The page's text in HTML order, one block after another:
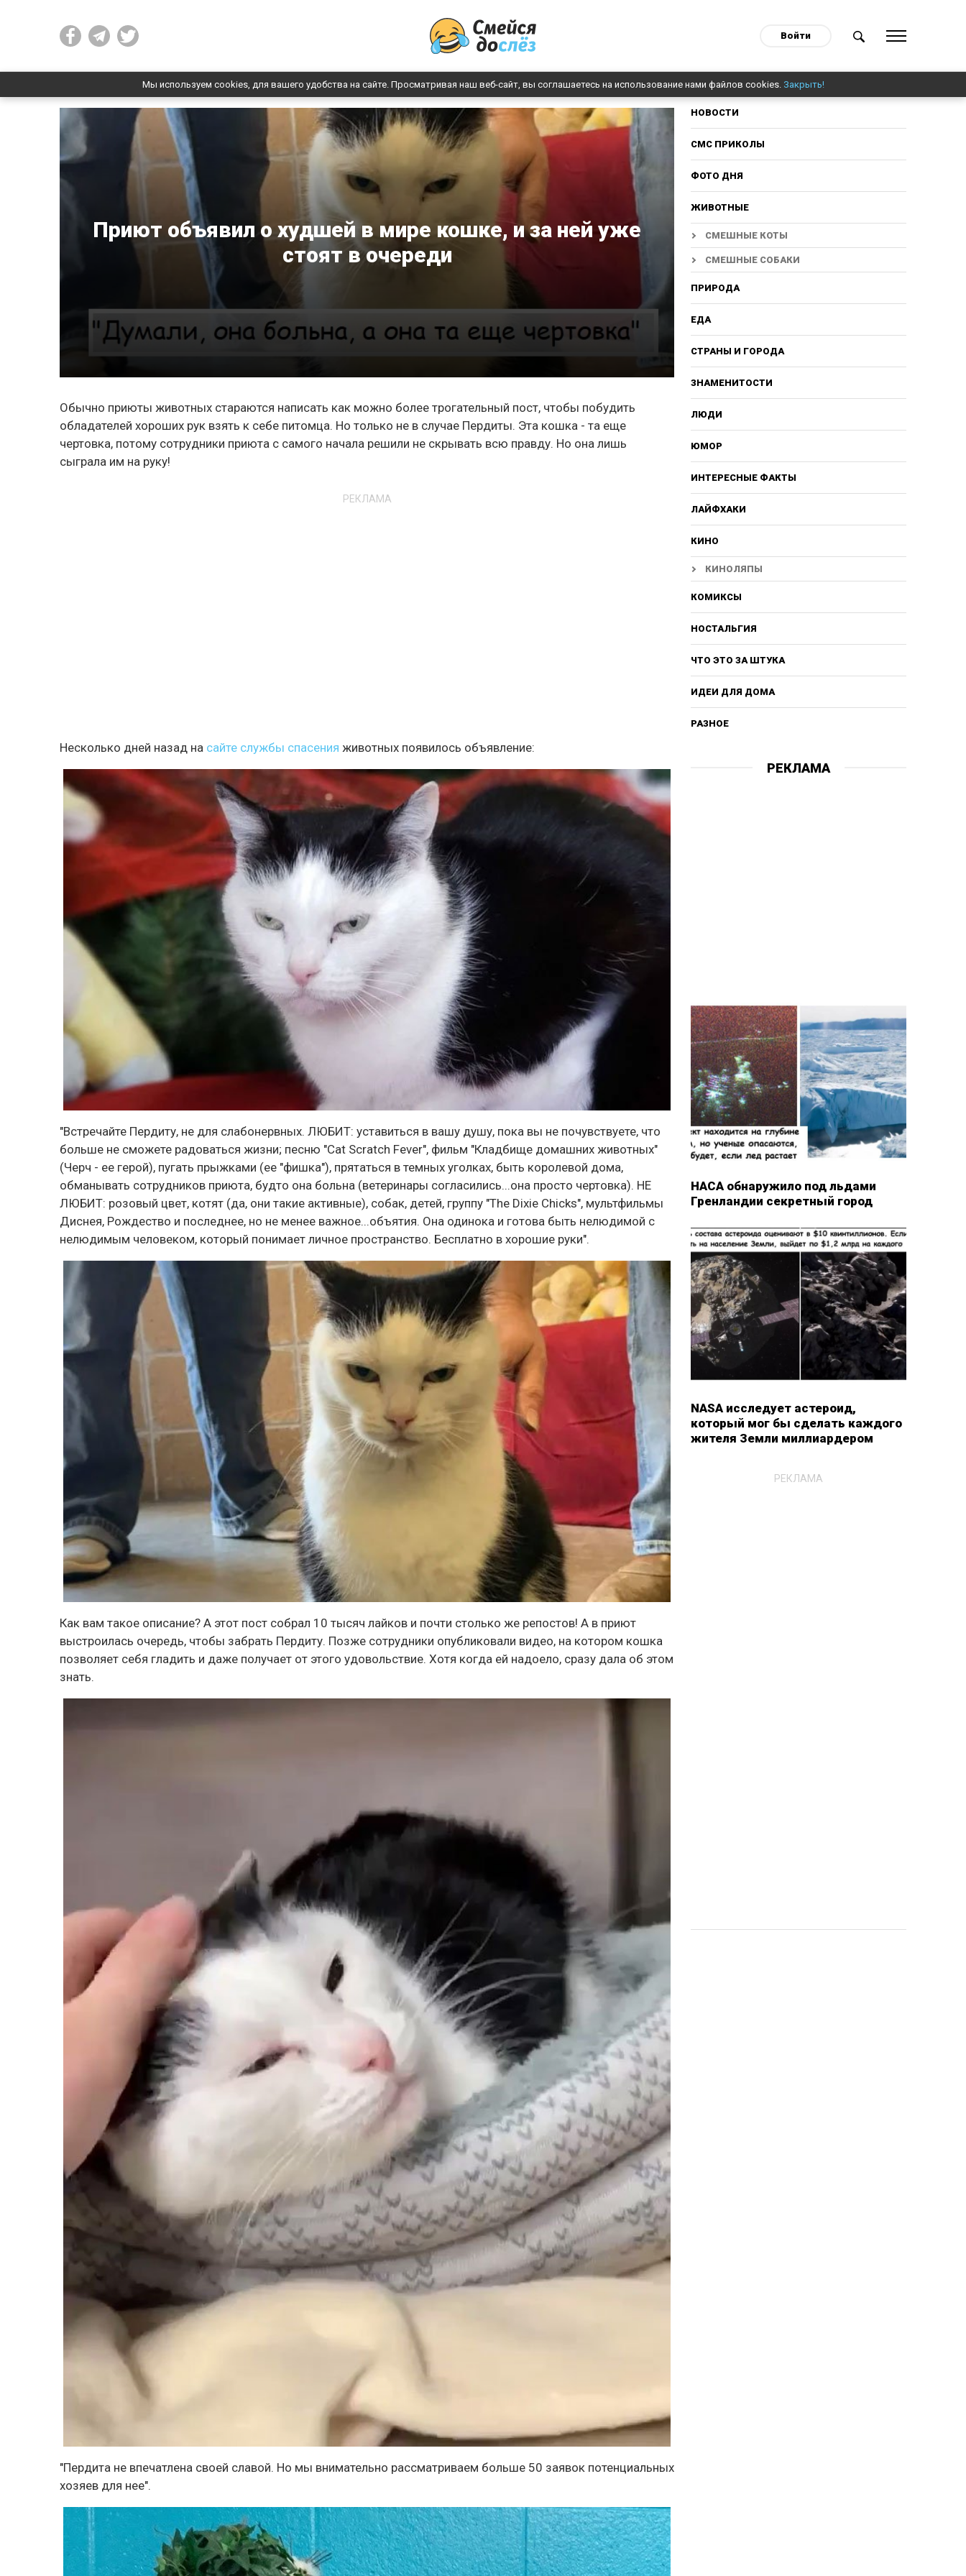
Войти
Мы используем cookies, для вашего удобства на сайте. Просматривая наш веб-сайт, вы соглашаетесь на использование нами файлов cookies. Закрыть!
Приют объявил о худшей в мире кошке, и за ней уже
стоят в очереди
Обычно приюты животных стараются написать как можно более трогательный пост, чтобы побудить
обладателей хороших рук взять к себе питомца. Но только не в случае Пердиты. Эта кошка - та еще
чертовка, потому сотрудники приюта с самого начала решили не скрывать всю правду. Но она лишь
сыграла им на руку!
РЕКЛАМА
Несколько дней назад на сайте службы спасения животных появилось объявление:
"Встречайте Пердиту, не для слабонервных. ЛЮБИТ: уставиться в вашу душу, пока вы не почувствуете, что
больше не сможете радоваться жизни; песню "Cat Scratch Fever", фильм "Кладбище домашних животных"
(Черч - ее герой), пугать прыжками (ее "фишка"), прятаться в темных уголках, быть королевой дома,
обманывать сотрудников приюта, будто она больна (ветеринары согласились...она просто чертовка). НЕ
ЛЮБИТ: розовый цвет, котят (да, они такие активные), собак, детей, группу "The Dixie Chicks", мультфильмы
Диснея, Рождество и последнее, но не менее важное...объятия. Она одинока и готова быть нелюдимой с
нелюдимым человеком, который понимает личное пространство. Бесплатно в хорошие руки".
Как вам такое описание? А этот пост собрал 10 тысяч лайков и почти столько же репостов! А в приют
выстроилась очередь, чтобы забрать Пердиту. Позже сотрудники опубликовали видео, на котором кошка
позволяет себя гладить и даже получает от этого удовольствие. Хотя когда ей надоело, сразу дала об этом
знать.
"Пердита не впечатлена своей славой. Но мы внимательно рассматриваем больше 50 заявок потенциальных
хозяев для нее".
НОВОСТИ
СМС ПРИКОЛЫ
ФОТО ДНЯ
ЖИВОТНЫЕ
СМЕШНЫЕ КОТЫ
СМЕШНЫЕ СОБАКИ
ПРИРОДА
ЕДА
СТРАНЫ И ГОРОДА
ЗНАМЕНИТОСТИ
ЛЮДИ
ЮМОР
ИНТЕРЕСНЫЕ ФАКТЫ
ЛАЙФХАКИ
КИНО
КИНОЛЯПЫ
КОМИКСЫ
НОСТАЛЬГИЯ
ЧТО ЭТО ЗА ШТУКА
ИДЕИ ДЛЯ ДОМА
РАЗНОЕ
РЕКЛАМА
НАСА обнаружило под льдами
Гренландии секретный город
NASA исследует астероид,
который мог бы сделать каждого
жителя Земли миллиардером
РЕКЛАМА